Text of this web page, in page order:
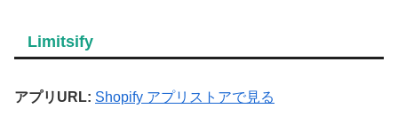
Limitsify
アプリURL: Shopify アプリストアで見る